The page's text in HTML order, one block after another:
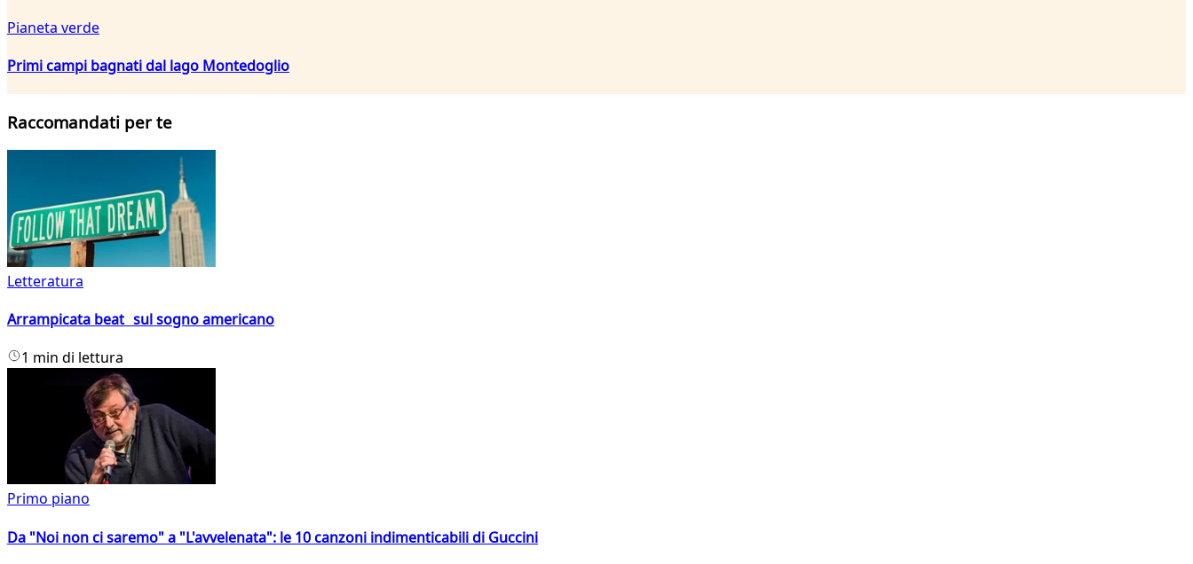
Pianeta verde
Primi campi bagnati dal lago Montedoglio
Raccomandati per te
Letteratura
Arrampicata beat sul sogno americano
1 min di lettura
Primo piano
Da "Noi non ci saremo" a "L'avvelenata": le 10 canzoni indimenticabili di Guccini